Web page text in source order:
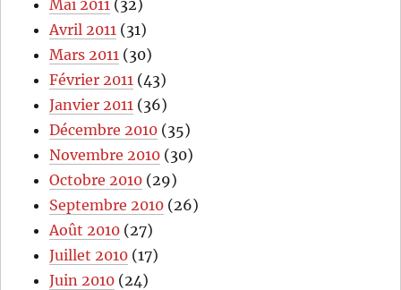
Mai 2011 (32)
Avril 2011 (31)
Mars 2011 (30)
Février 2011 (43)
Janvier 2011 (36)
Décembre 2010 (35)
Novembre 2010 (30)
Octobre 2010 (29)
Septembre 2010 (26)
Août 2010 (27)
Juillet 2010 (17)
Juin 2010 (24)